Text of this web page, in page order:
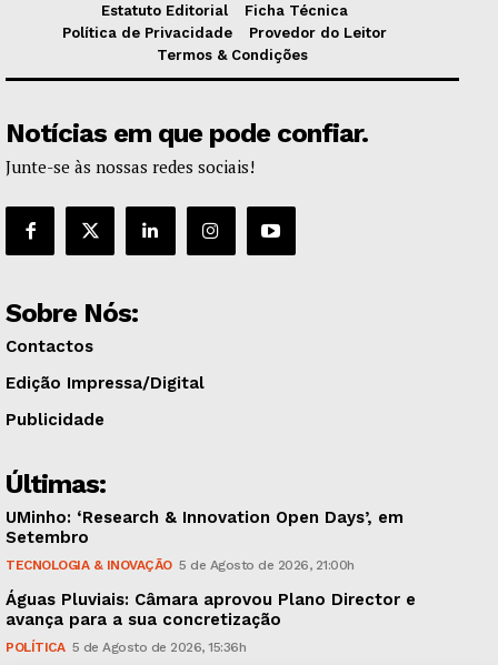
Estatuto Editorial
Ficha Técnica
Política de Privacidade
Provedor do Leitor
Termos & Condições
Notícias em que pode confiar.
Junte-se às nossas redes sociais!
Sobre Nós:
Contactos
Edição Impressa/Digital
Publicidade
Últimas:
UMinho: ‘Research & Innovation Open Days’, em
Setembro
TECNOLOGIA & INOVAÇÃO 5 de Agosto de 2026, 21:00h
Águas Pluviais: Câmara aprovou Plano Director e
avança para a sua concretização
POLÍTICA 5 de Agosto de 2026, 15:36h